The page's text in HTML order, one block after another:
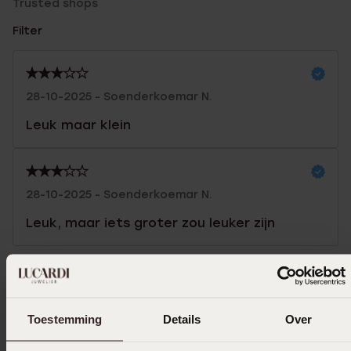
Toestemming Details Over
Trusted shops
Filter
28-10-2025 - Soenderkoemar N.
Leuk maar klein
28-10-2025 - Soenderkoemar N.
Leuk, maar iets groter zou leuker zijn